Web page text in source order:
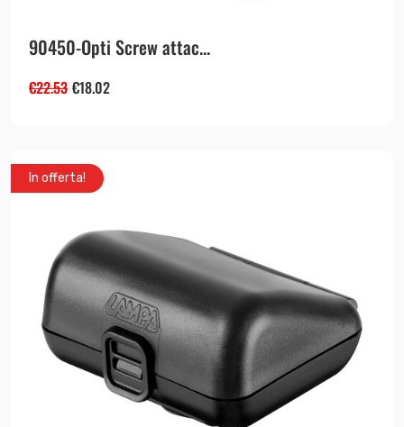
90450-Opti Screw attac...
€22.53 €18.02
In offerta!